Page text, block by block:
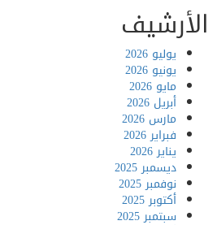
يوليو 2026
يونيو 2026
مايو 2026
أبريل 2026
مارس 2026
فبراير 2026
يناير 2026
ديسمبر 2025
نوفمبر 2025
أكتوبر 2025
سبتمبر 2025